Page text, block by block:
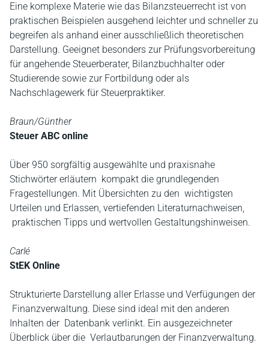
Eine komplexe Materie wie das Bilanzsteuerrecht ist von
praktischen Beispielen ausgehend leichter und schneller zu
begreifen als anhand einer ausschließlich theoretischen
Darstellung. Geeignet besonders zur Prüfungsvorbereitung
für angehende Steuerberater, Bilanzbuchhalter oder
Studierende sowie zur Fortbildung oder als
Nachschlagewerk für Steuerpraktiker.
Braun/Günther
Steuer ABC online
Über 950 sorgfältig ausgewählte und praxisnahe
Stichwörter erläutern kompakt die grundlegenden
Fragestellungen. Mit Übersichten zu den wichtigsten
Urteilen und Erlassen, vertiefenden Literaturnachweisen,
praktischen Tipps und wertvollen Gestaltungshinweisen.
Carlé
StEK Online
Strukturierte Darstellung aller Erlasse und Verfügungen der
Finanzverwaltung. Diese sind ideal mit den anderen
Inhalten der Datenbank verlinkt. Ein ausgezeichneter
Überblick über die Verlautbarungen der Finanzverwaltung.